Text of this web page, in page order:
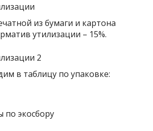
из бумаги и картона
утилизации – 15%.
в таблицу по упаковке:
по экосбору